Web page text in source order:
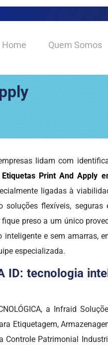
Home Quem Somos
lidam com
Print And Apply
ligadas à
flexíveis,
preso a um único
e sem amarras,
especializada.
ID: tecnologia
a Infraid
Etiquetagem,
Controle Patrimonial